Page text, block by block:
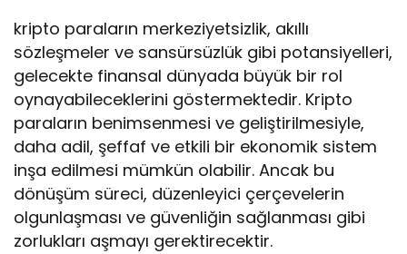
kripto paraların merkeziyetsizlik, akıllı
sözleşmeler ve sansürsüzlük gibi potansiyelleri,
gelecekte finansal dünyada büyük bir rol
oynayabileceklerini göstermektedir. Kripto
paraların benimsenmesi ve geliştirilmesiyle,
daha adil, şeffaf ve etkili bir ekonomik sistem
inşa edilmesi mümkün olabilir. Ancak bu
dönüşüm süreci, düzenleyici çerçevelerin
olgunlaşması ve güvenliğin sağlanması gibi
zorlukları aşmayı gerektirecektir.